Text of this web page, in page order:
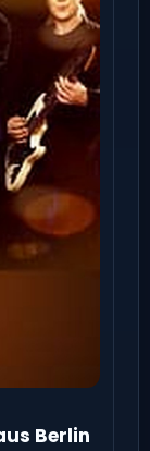
Berlin